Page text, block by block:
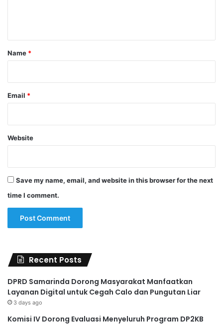
*
Name *
Email *
Website
Save my name, email, and website in this browser for the next
time I comment.
Recent Posts
DPRD Samarinda Dorong Masyarakat Manfaatkan
Layanan Digital untuk Cegah Calo dan Pungutan Liar
3 days ago
Komisi IV Dorong Evaluasi Menyeluruh Program DP2KB